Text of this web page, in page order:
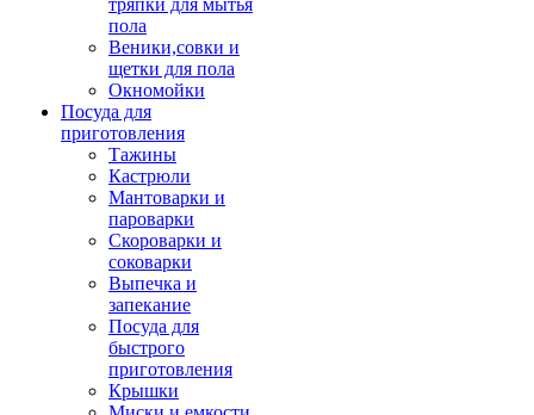
тряпки для мытья
пола
Веники,совки и
щетки для пола
Окномойки
Посуда для
приготовления
Тажины
Кастрюли
Мантоварки и
пароварки
Скороварки и
соковарки
Выпечка и
запекание
Посуда для
быстрого
приготовления
Крышки